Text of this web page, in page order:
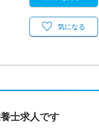
気になる
士求人です